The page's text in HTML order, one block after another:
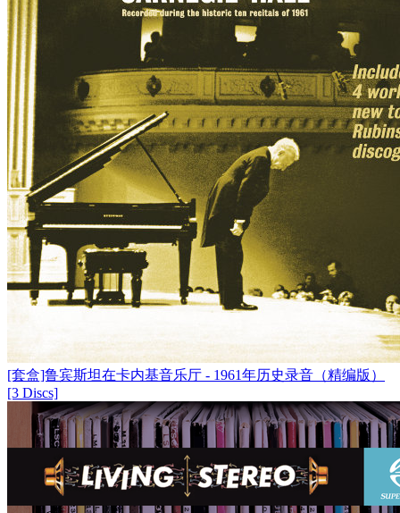
[套盒]鲁宾斯坦在卡内基音乐厅 - 1961年历史录音（精编版）
[3 Discs]